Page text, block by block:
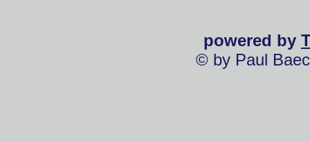
powered by
© by Paul